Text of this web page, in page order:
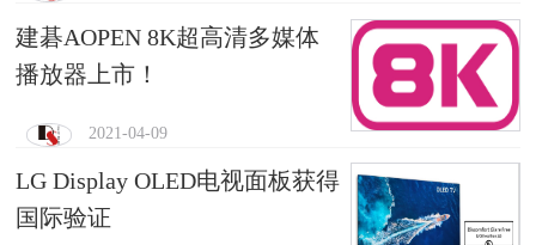
建碁AOPEN 8K超高清多媒体
播放器上市！
2021-04-09
LG Display OLED电视面板获得
国际验证